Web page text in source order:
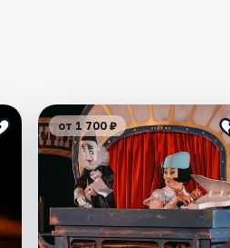
от 1 700 ₽